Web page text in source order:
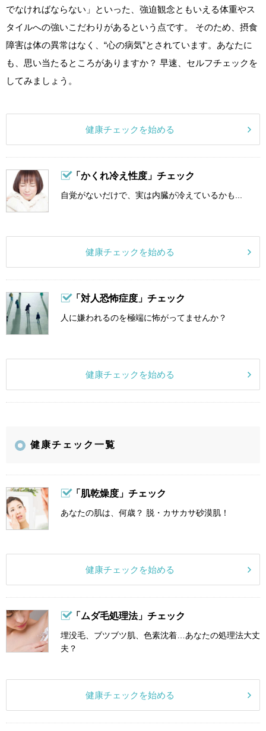
でなければならない」といった、強迫観念ともいえる体重やス
タイルへの強いこだわりがあるという点です。 そのため、摂食
障害は体の異常はなく、“心の病気”とされています。あなたに
も、思い当たるところがありますか？ 早速、セルフチェックを
してみましょう。
健康チェックを始める
「かくれ冷え性度」チェック
自覚がないだけで、実は内臓が冷えているかも...
健康チェックを始める
「対人恐怖症度」チェック
人に嫌われるのを極端に怖がってませんか？
健康チェックを始める
健康チェック一覧
「肌乾燥度」チェック
あなたの肌は、何歳？ 脱・カサカサ砂漠肌！
健康チェックを始める
「ムダ毛処理法」チェック
埋没毛、ブツブツ肌、色素沈着…あなたの処理法大丈
夫？
健康チェックを始める